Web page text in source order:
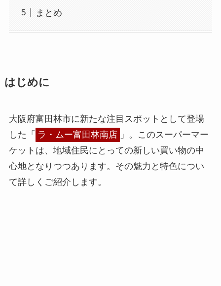
まとめ
はじめに
大阪府富田林市に新たな注目スポットとして登場
した「 ラ・ムー富田林南店 」。このスーパーマー
ケットは、地域住民にとっての新しい買い物の中
心地となりつつあります。その魅力と特色につい
て詳しくご紹介します。